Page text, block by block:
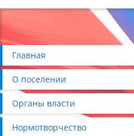
Главная
О поселении
Органы власти
Нормотворчество